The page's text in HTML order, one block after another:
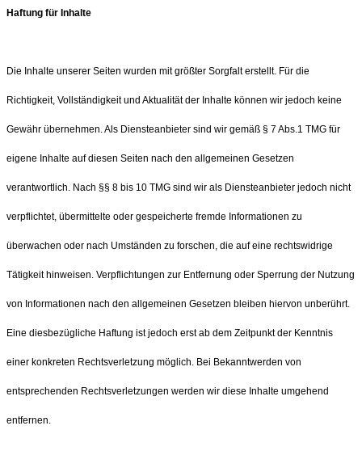
Haftung für Inhalte
Die Inhalte unserer Seiten wurden mit größter Sorgfalt erstellt. Für die
Richtigkeit, Vollständigkeit und Aktualität der Inhalte können wir jedoch keine
Gewähr übernehmen. Als Diensteanbieter sind wir gemäß § 7 Abs.1 TMG für
eigene Inhalte auf diesen Seiten nach den allgemeinen Gesetzen
verantwortlich. Nach §§ 8 bis 10 TMG sind wir als Diensteanbieter jedoch nicht
verpflichtet, übermittelte oder gespeicherte fremde Informationen zu
überwachen oder nach Umständen zu forschen, die auf eine rechtswidrige
Tätigkeit hinweisen. Verpflichtungen zur Entfernung oder Sperrung der Nutzung
von Informationen nach den allgemeinen Gesetzen bleiben hiervon unberührt.
Eine diesbezügliche Haftung ist jedoch erst ab dem Zeitpunkt der Kenntnis
einer konkreten Rechtsverletzung möglich. Bei Bekanntwerden von
entsprechenden Rechtsverletzungen werden wir diese Inhalte umgehend
entfernen.